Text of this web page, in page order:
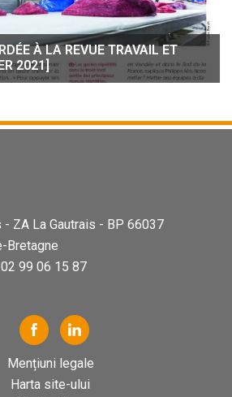
À LA REVUE TRAVAIL ET
2021]
ZA La Gautrais - BP 66037
Bretagne
99 06 15 87
Mențiuni legale
Harta site-ului